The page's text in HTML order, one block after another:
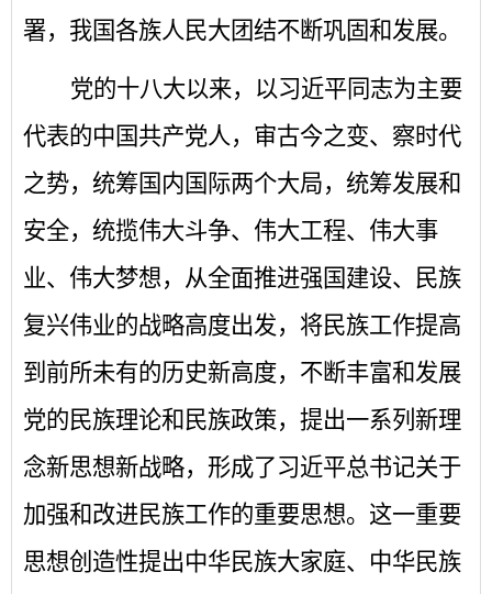
署，我国各族人民大团结不断巩固和发展。
党的十八大以来，以习近平同志为主要
代表的中国共产党人，审古今之变、察时代
之势，统筹国内国际两个大局，统筹发展和
安全，统揽伟大斗争、伟大工程、伟大事
业、伟大梦想，从全面推进强国建设、民族
复兴伟业的战略高度出发，将民族工作提高
到前所未有的历史新高度，不断丰富和发展
党的民族理论和民族政策，提出一系列新理
念新思想新战略，形成了习近平总书记关于
加强和改进民族工作的重要思想。这一重要
思想创造性提出中华民族大家庭、中华民族